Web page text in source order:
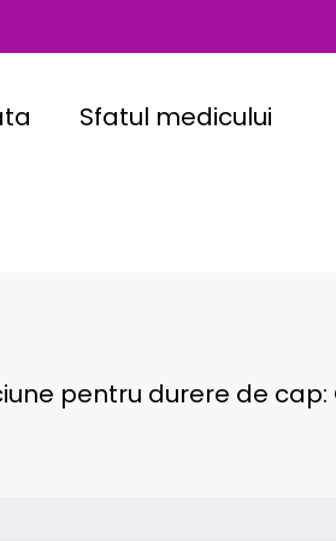
Sfatul medicului
pentru durere de